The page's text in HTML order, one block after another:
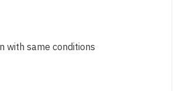
with same conditions